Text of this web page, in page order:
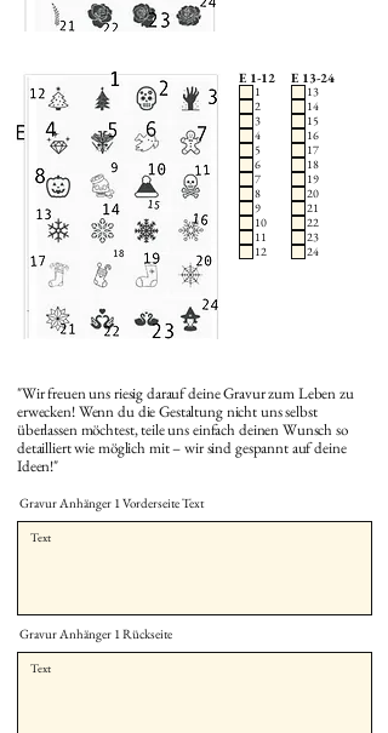
E 1-12
1
2
3
4
5
6
7
8
9
10
11
12
E 13-24
13
14
15
16
17
18
19
20
21
22
23
24
"Wir freuen uns riesig darauf deine Gravur zum Leben zu
erwecken! Wenn du die Gestaltung nicht uns selbst
überlassen möchtest, teile uns einfach deinen Wunsch so
detailliert wie möglich mit – wir sind gespannt auf deine
Ideen!"
Gravur Anhänger 1 Vorderseite Text
Gravur Anhänger 1 Rückseite